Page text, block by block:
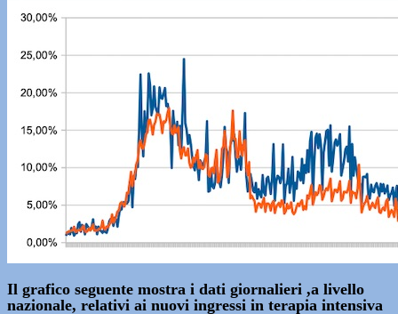
Il grafico seguente mostra i dati giornalieri ,a livello
nazionale, relativi ai nuovi ingressi in terapia intensiva